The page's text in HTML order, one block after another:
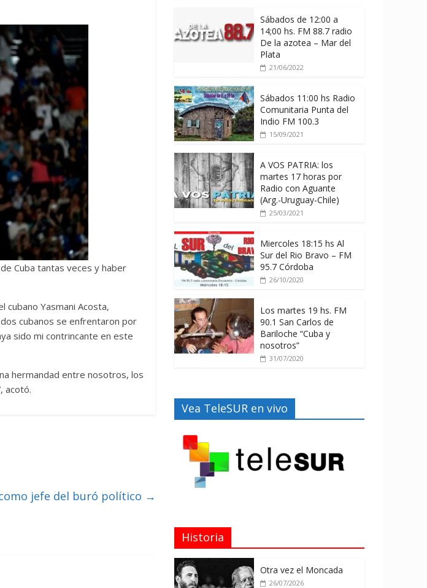
Cuba tantas veces y haber
Yasmani Acosta,
cubanos se enfrentaron por
sido mi contrincante en este
hermandad entre nosotros, los
acotó.
jefe del buró político →
Sábados de 12:00 a
14;00 hs. FM 88.7 radio
De la azotea – Mar del
Plata
21/06/2022
Sábados 11:00 hs Radio
Comunitaria Punta del
Indio FM 100.3
15/09/2021
A VOS PATRIA: los
martes 17 horas por
Radio con Aguante
(Arg.-Uruguay-Chile)
25/03/2021
Miercoles 18:15 hs Al
Sur del Rio Bravo – FM
95.7 Córdoba
26/10/2020
Los martes 19 hs. FM
90.1 San Carlos de
Bariloche “Cuba y
nosotros”
31/07/2020
Vea TeleSUR en vivo
Historia
Otra vez el Moncada
26/07/2026